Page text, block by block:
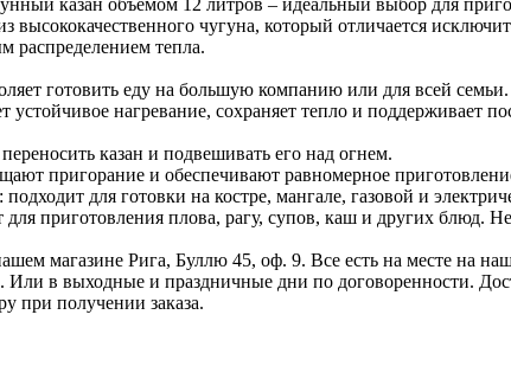
казан объемом 12 литров – идеальный выбор для
высококачественного чугуна, который отличается
распределением тепла.
готовить еду на большую компанию или для всей семьи.
устойчивое нагревание, сохраняет тепло и поддерживает
казан и подвешивать его над огнем.
пригорание и обеспечивают равномерное
для готовки на костре, мангале, газовой и
приготовления плова, рагу, супов, каш и других блюд.
магазине Рига, Буллю 45, оф. 9. Все есть на месте на
Или в выходные и праздничные дни по договоренности.
при получении заказа.